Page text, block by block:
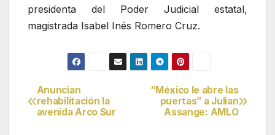
presidenta del Poder Judicial estatal,
magistrada Isabel Inés Romero Cruz.
Navegación
de
“México le abre las
puertas” a Julian
Assange: AMLO
Anuncian
rehabilitación la
avenida Arco Sur